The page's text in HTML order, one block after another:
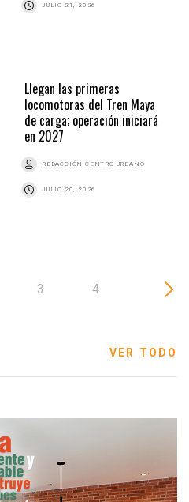
JULIO 21, 2026
Llegan las primeras
locomotoras del Tren Maya
de carga; operación iniciará
en 2027
REDACCIÓN CENTRO URBANO
JULIO 20, 2026
3 4
VER TODO